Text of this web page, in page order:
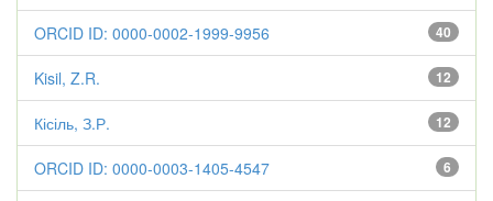
40
ORCID ID: 0000-0002-1999-9956
12
Kisil, Z.R.
12
Кісіль, З.Р.
6
ORCID ID: 0000-0003-1405-4547